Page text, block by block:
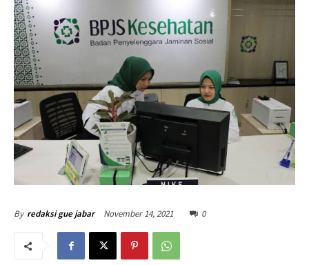
By redaksi gue jabar November 14, 2021 0